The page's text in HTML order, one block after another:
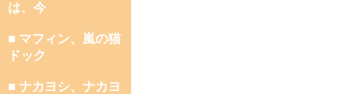
は、今
■ マフィン、嵐の猫
ドック
■ ナカヨシ、ナカヨ